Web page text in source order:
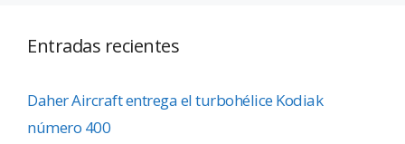
Entradas recientes
Daher Aircraft entrega el turbohélice Kodiak
número 400